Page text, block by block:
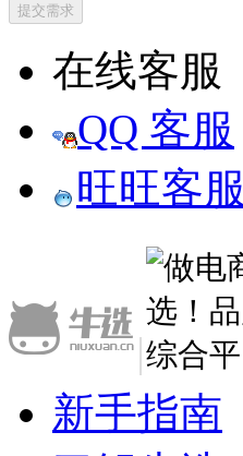
提交需求
在线客服
QQ 客服
旺旺客服
|
新手指南